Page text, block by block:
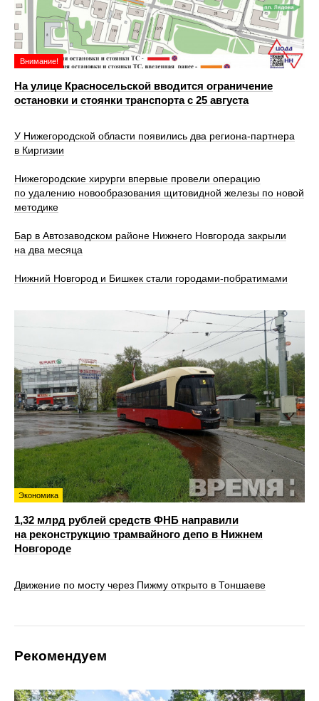
Внимание!
На улице Красносельской вводится ограничение
остановки и стоянки транспорта с 25 августа
У Нижегородской области появились два региона-партнера
в Киргизии
Нижегородские хирурги впервые провели операцию
по удалению новообразования щитовидной железы по новой
методике
Бар в Автозаводском районе Нижнего Новгорода закрыли
на два месяца
Нижний Новгород и Бишкек стали городами-побратимами
Экономика
1,32 млрд рублей средств ФНБ направили
на реконструкцию трамвайного депо в Нижнем
Новгороде
Движение по мосту через Пижму открыто в Тоншаеве
Рекомендуем